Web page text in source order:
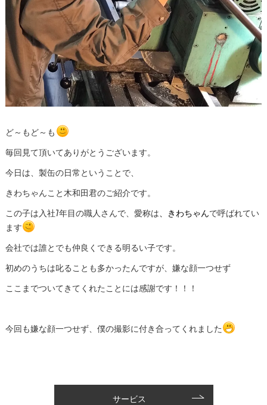
ど～もど～も
毎回見て頂いてありがとうございます。
今日は、製缶の日常ということで、
きわちゃんこと木和田君のご紹介です。
この子は入社7年目の職人さんで、愛称は 、きわちゃんで呼ばれてい
ます
会社では誰とでも仲良くできる明るい子です。
初めのうちは叱ることも多かったんですが、嫌な顔一つせず
ここまでついてきてくれたことには感謝です！！！
今回も嫌な顔一つせず、僕の撮影に付き合ってくれました
サービス